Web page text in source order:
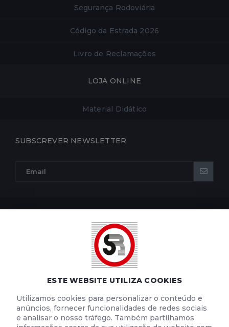
ESTE WEBSITE UTILIZA COOKIES
Utilizamos cookies para personalizar o conteúdo e
anúncios, fornecer funcionalidades de redes sociais
e analisar o nosso tráfego. Também partilhamos
Segurança Rodoviária
Código da Estrada 2026
Livro de Reclamações
LOJA ONLINE
Material Didático
SUBSCREVER NEWSLETTER
POLÍTICA DE COOKIES
TERMOS E CONDIÇÕES DE UTILIZAÇÃO